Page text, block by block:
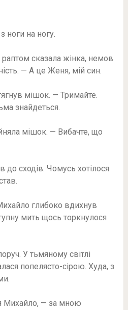
ноги на ногу.
сказала жінка, немов
— А це Женя, мій син.
мішок. — Тримайте.
знайдеться.
мішок. — Вибачте, що
до сходів. Чомусь хотілося
глибоко вдихнув
мить щось торкнулося
У тьмяному світлі
попелясто-сірою. Худа, з
Михайло, — за мною